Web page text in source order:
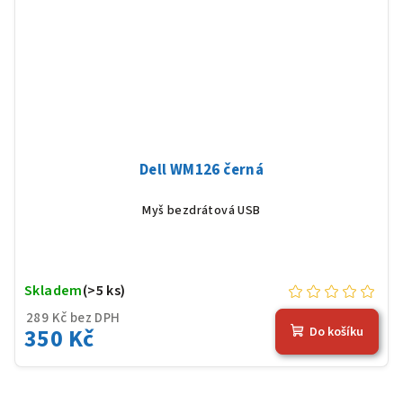
Dell WM126 černá
Myš bezdrátová USB
289 Kč bez DPH
350 Kč
Skladem(>5 ks)
Do košíku